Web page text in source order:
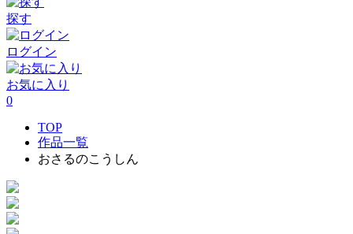
探す
ログイン
お気に入り
0
TOP
作品一覧
おさるのこうしん